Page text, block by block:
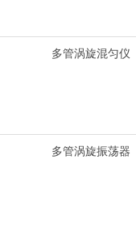
多管涡旋混匀仪
多管涡旋振荡器